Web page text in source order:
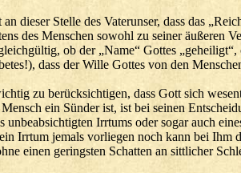
dieser Stelle des Vaterunser, dass das
des Menschen sowohl zu seiner äußeren
ob der „Name“ Gottes
dass der Wille Gottes von den
zu berücksichtigen, dass Gott sich
ein Sünder ist, ist bei seinen
unbeabsichtigten Irrtums oder sogar auch
Irrtum jemals vorliegen noch kann bei
einen geringsten Schatten an sittlicher